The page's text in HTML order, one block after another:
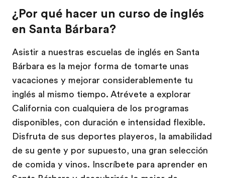
¿Por qué hacer un curso de inglés
en Santa Bárbara?
Asistir a nuestras escuelas de inglés en Santa
Bárbara es la mejor forma de tomarte unas
vacaciones y mejorar considerablemente tu
inglés al mismo tiempo. Atrévete a explorar
California con cualquiera de los programas
disponibles, con duración e intensidad flexible.
Disfruta de sus deportes playeros, la amabilidad
de su gente y por supuesto, una gran selección
de comida y vinos. Inscríbete para aprender en